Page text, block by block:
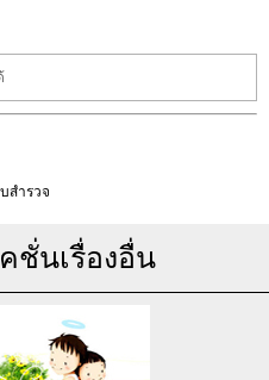
สำรวจ
ชั่นเรื่องอื่น